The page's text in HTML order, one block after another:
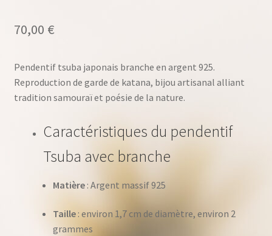
70,00 €
Pendentif tsuba japonais branche en argent 925.
Reproduction de garde de katana, bijou artisanal alliant
tradition samouraï et poésie de la nature.
Caractéristiques du pendentif
Tsuba avec branche
Matière: Argent massif 925
Taille: environ 1,7 cm de diamètre, environ 2
grammes